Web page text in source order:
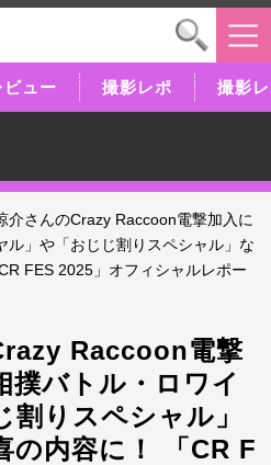
ビュー 撮影レポ 撮影
介さんのCrazy Raccoon電撃加入に
ル」や「おじじ割りスペシャル」な
FES 2025」オフィシャルレポー
Raccoon電撃
撲バトル・ロワイ
りスペシャル」
の内容に！ 「CR F